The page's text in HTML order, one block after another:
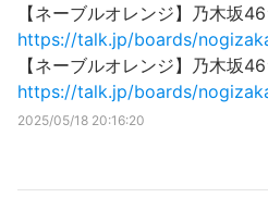
【ネーブルオレンジ】乃木坂
https://talk.jp/boards/
【ネーブルオレンジ】乃木坂
https://talk.jp/boards/
2025/05/18 20:16:20